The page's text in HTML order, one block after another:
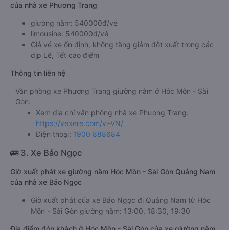
của nhà xe Phương Trang
giường nằm: 540000đ/vé
limousine: 540000đ/vé
Giá vé xe ổn định, không tăng giảm đột xuất trong các
dịp Lễ, Tết cao điểm
Thông tin liên hệ
Văn phòng xe Phương Trang giường nằm ở Hóc Môn - Sài
Gòn:
Xem địa chỉ văn phòng nhà xe Phương Trang:
https://vexere.com/vi-VN/
Điện thoại: 1900 888684
🚌 3. Xe Bảo Ngọc
Giờ xuất phát xe giường nằm Hóc Môn - Sài Gòn Quảng Nam
của nhà xe Bảo Ngọc
Giờ xuất phát của xe Bảo Ngọc đi Quảng Nam từ Hóc
Môn - Sài Gòn giường nằm: 13:00, 18:30, 19:30